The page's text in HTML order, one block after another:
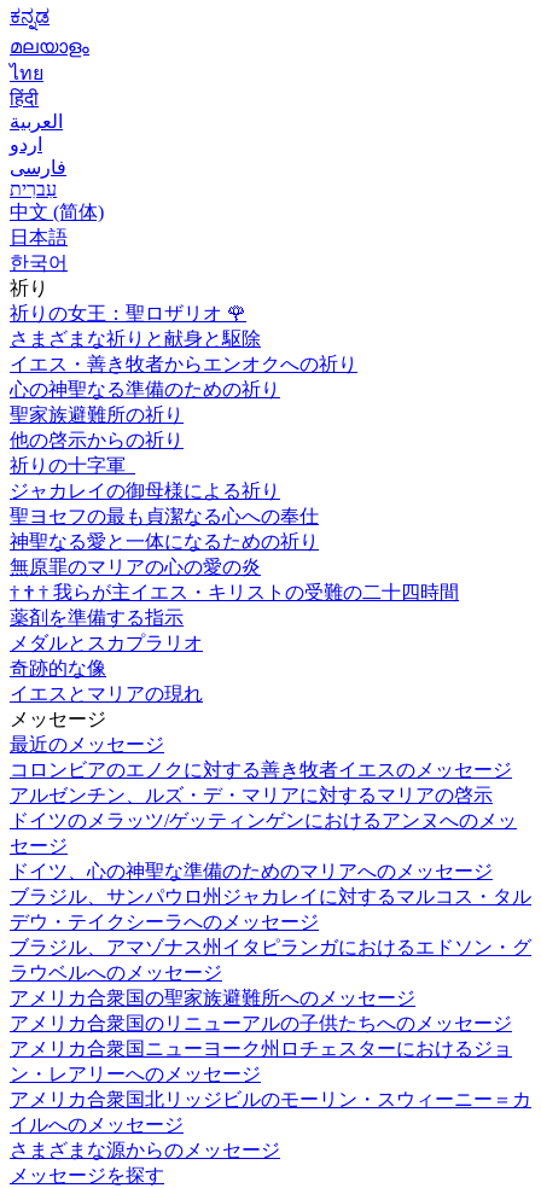
ಕನ್ನಡ
മലയാളം
ไทย
हिंदी
العربية
اردو
فارسی
עִברִית
中文 (简体)
日本語
한국어
祈り
祈りの女王：聖ロザリオ 🌹
さまざまな祈りと献身と駆除
イエス・善き牧者からエンオクへの祈り
心の神聖なる準備のための祈り
聖家族避難所の祈り
他の啓示からの祈り
祈りの十字軍
ジャカレイの御母様による祈り
聖ヨセフの最も貞潔なる心への奉仕
神聖なる愛と一体になるための祈り
無原罪のマリアの心の愛の炎
† † † 我らが主イエス・キリストの受難の二十四時間
薬剤を準備する指示
メダルとスカプラリオ
奇跡的な像
イエスとマリアの現れ
メッセージ
最近のメッセージ
コロンビアのエノクに対する善き牧者イエスのメッセージ
アルゼンチン、ルズ・デ・マリアに対するマリアの啓示
ドイツのメラッツ/ゲッティンゲンにおけるアンヌへのメッ
セージ
ドイツ、心の神聖な準備のためのマリアへのメッセージ
ブラジル、サンパウロ州ジャカレイに対するマルコス・タル
デウ・テイクシーラへのメッセージ
ブラジル、アマゾナス州イタピランガにおけるエドソン・グ
ラウベルへのメッセージ
アメリカ合衆国の聖家族避難所へのメッセージ
アメリカ合衆国のリニューアルの子供たちへのメッセージ
アメリカ合衆国ニューヨーク州ロチェスターにおけるジョ
ン・レアリーへのメッセージ
アメリカ合衆国北リッジビルのモーリン・スウィーニー＝カ
イルへのメッセージ
さまざまな源からのメッセージ
メッセージを探す